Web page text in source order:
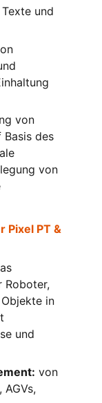
und
von
Basis des
von
Pixel PT &
Roboter,
in
und
von